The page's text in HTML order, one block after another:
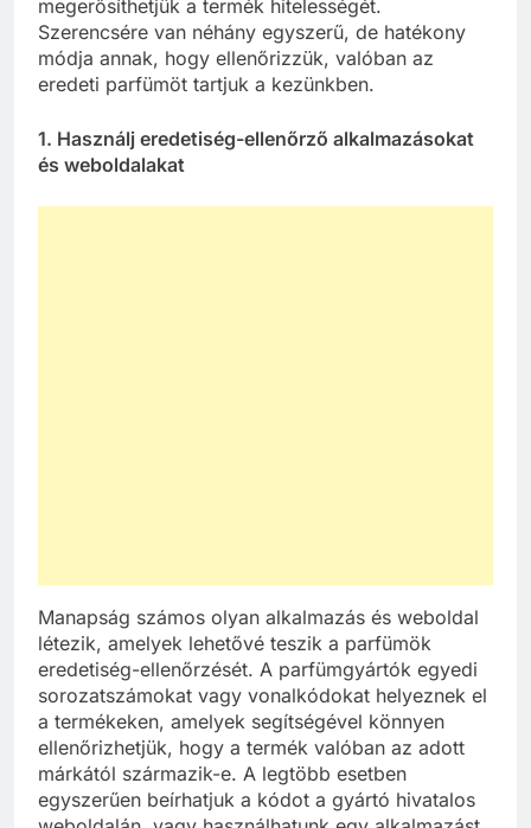
megerősíthetjük a termék hitelességét.
Szerencsére van néhány egyszerű, de hatékony
módja annak, hogy ellenőrizzük, valóban az
eredeti parfümöt tartjuk a kezünkben.
1. Használj eredetiség-ellenőrző alkalmazásokat
és weboldalakat
Manapság számos olyan alkalmazás és weboldal
létezik, amelyek lehetővé teszik a parfümök
eredetiség-ellenőrzését. A parfümgyártók egyedi
sorozatszámokat vagy vonalkódokat helyeznek el
a termékeken, amelyek segítségével könnyen
ellenőrizhetjük, hogy a termék valóban az adott
márkától származik-e. A legtöbb esetben
egyszerűen beírhatjuk a kódot a gyártó hivatalos